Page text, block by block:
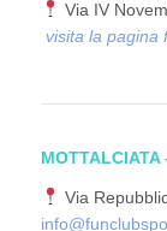
Via IV
visita la pagina
Via